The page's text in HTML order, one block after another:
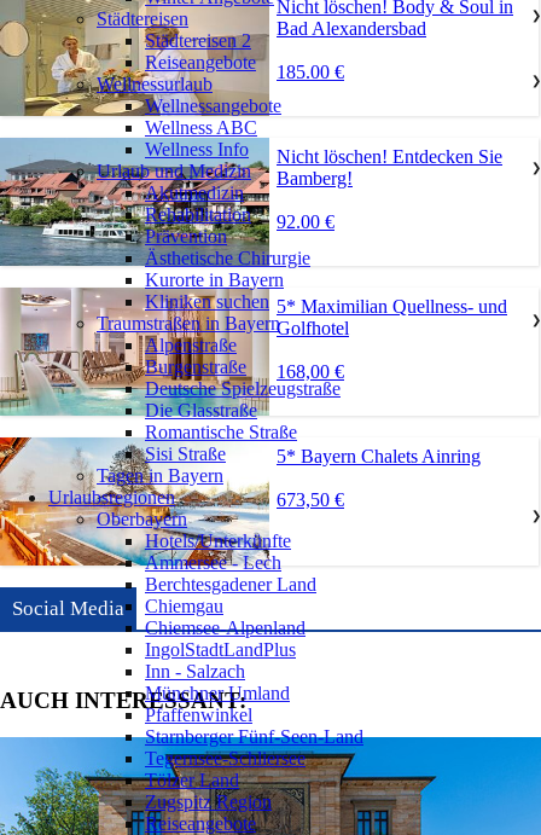
Nicht löschen! Body & Soul in
Bad Alexandersbad
185.00 €
Nicht löschen! Entdecken Sie
Bamberg!
92.00 €
5* Maximilian Quellness- und
Golfhotel
168,00 €
5* Bayern Chalets Ainring
673,50 €
Social Media
AUCH INTERESSANT:
Städtereisen
❯
Städtereisen 2
Reiseangebote
Wellnessurlaub
❯
Wellnessangebote
Wellness ABC
Wellness Info
Urlaub und Medizin
❯
Akutmedizin
Rehabilitation
Prävention
Ästhetische Chirurgie
Kurorte in Bayern
Kliniken suchen
Traumstraßen in Bayern
❯
Alpenstraße
Burgenstraße
Deutsche Spielzeugstraße
Die Glasstraße
Romantische Straße
Sisi Straße
Tagen in Bayern
Urlaubsregionen
Oberbayern
❯
Hotels/Unterkünfte
Ammersee - Lech
Berchtesgadener Land
Chiemgau
Chiemsee-Alpenland
IngolStadtLandPlus
Inn - Salzach
Münchner Umland
Pfaffenwinkel
Starnberger Fünf-Seen-Land
Tegernsee-Schliersee
Tölzer Land
Zugspitz Region
Reiseangebote